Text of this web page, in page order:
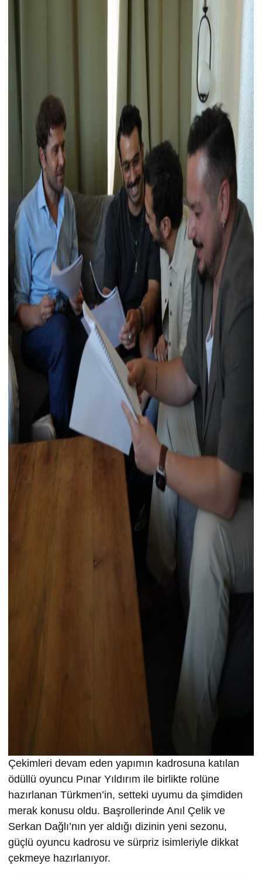
Çekimleri devam eden yapımın kadrosuna katılan
ödüllü oyuncu Pınar Yıldırım ile birlikte rolüne
hazırlanan Türkmen’in, setteki uyumu da şimdiden
merak konusu oldu. Başrollerinde Anıl Çelik ve
Serkan Dağlı’nın yer aldığı dizinin yeni sezonu,
güçlü oyuncu kadrosu ve sürpriz isimleriyle dikkat
çekmeye hazırlanıyor.